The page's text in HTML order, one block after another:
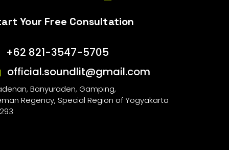
Your Free Consultation
+62 821-3547-5705
official.soundlit@gmail.com
Banyuraden, Gamping,
Regency, Special Region of Yogyakarta